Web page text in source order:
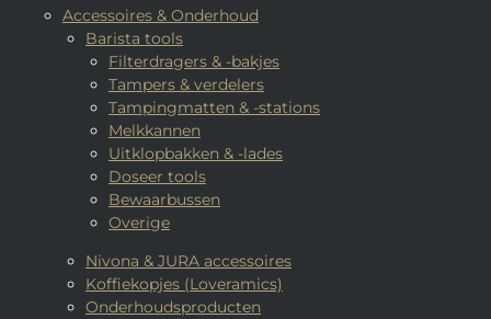
Accessoires & Onderhoud
Barista tools
Filterdragers & -bakjes
Tampers & verdelers
Tampingmatten & -stations
Melkkannen
Uitklopbakken & -lades
Doseer tools
Bewaarbussen
Overige
Nivona & JURA accessoires
Koffiekopjes (Loveramics)
Onderhoudsproducten